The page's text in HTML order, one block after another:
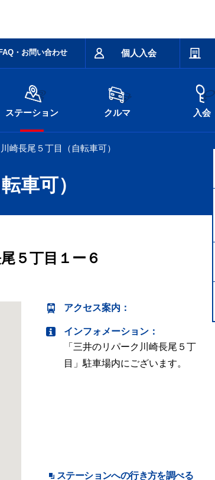
個人入会
FAQ・お問い合わせ
ステーション クルマ 入会
崎長尾５丁目（自転車可）
車可）
５丁目１ー６
アクセス案内 ：
インフォメーション：
「三井のリパーク川崎長尾５丁
目」駐車場内にございます。
ステーションへの行き方を調べる